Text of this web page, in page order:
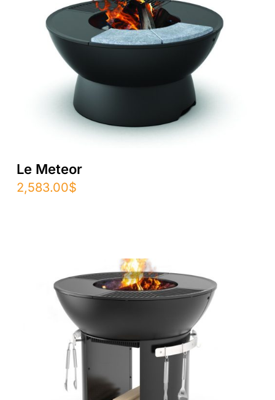
Le Meteor
2,583.00$